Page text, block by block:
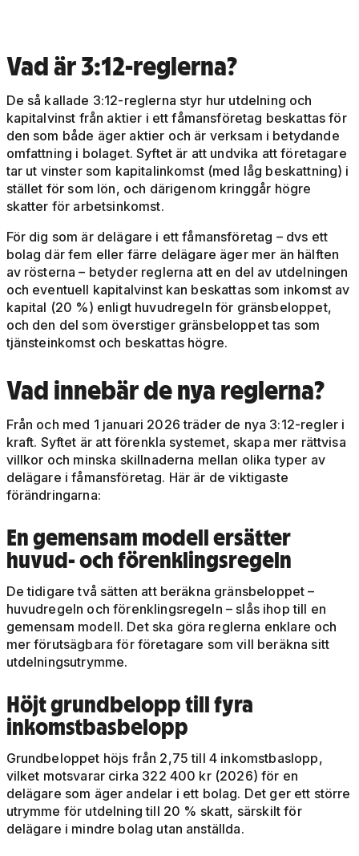
Vad är 3:12-reglerna?
De så kallade 3:12-reglerna styr hur utdelning och
kapitalvinst från aktier i ett fåmansföretag beskattas för
den som både äger aktier och är verksam i betydande
omfattning i bolaget. Syftet är att undvika att företagare
tar ut vinster som kapitalinkomst (med låg beskattning) i
stället för som lön, och därigenom kringgår högre
skatter för arbetsinkomst.
För dig som är delägare i ett fåmansföretag – dvs ett
bolag där fem eller färre delägare äger mer än hälften
av rösterna – betyder reglerna att en del av utdelningen
och eventuell kapitalvinst kan beskattas som inkomst av
kapital (20 %) enligt huvudregeln för gränsbeloppet,
och den del som överstiger gränsbeloppet tas som
tjänsteinkomst och beskattas högre.
Vad innebär de nya reglerna?
Från och med 1 januari 2026 träder de nya 3:12-regler i
kraft. Syftet är att förenkla systemet, skapa mer rättvisa
villkor och minska skillnaderna mellan olika typer av
delägare i fåmansföretag. Här är de viktigaste
förändringarna:
En gemensam modell ersätter
huvud- och förenklingsregeln
De tidigare två sätten att beräkna gränsbeloppet –
huvudregeln och förenklingsregeln – slås ihop till en
gemensam modell. Det ska göra reglerna enklare och
mer förutsägbara för företagare som vill beräkna sitt
utdelningsutrymme.
Höjt grundbelopp till fyra
inkomstbasbelopp
Grundbeloppet höjs från 2,75 till 4 inkomstbaslopp,
vilket motsvarar cirka 322 400 kr (2026) för en
delägare som äger andelar i ett bolag. Det ger ett större
utrymme för utdelning till 20 % skatt, särskilt för
delägare i mindre bolag utan anställda.